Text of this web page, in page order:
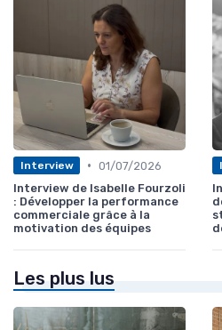
Interview • 01/07/2026
Interview de Isabelle Fourzoli
: Développer la performance
commerciale grâce à la
motivation des équipes
Les plus lus